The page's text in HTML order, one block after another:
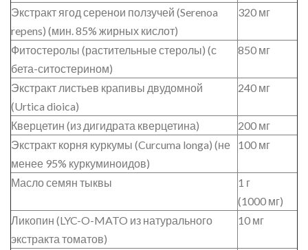
Экстракт ягод серенои ползучей (Serenoa
repens) (мин. 85% жирных кислот)
320 мг
Фитостеролы (растительные стеролы) (с
бета-ситостерином)
850 мг
Экстракт листьев крапивы двудомной
(Urtica dioica)
240 мг
Кверцетин (из дигидрата кверцетина)
200 мг
Экстракт корня куркумы (Curcuma longa) (не
менее 95% куркуминоидов)
100 мг
Масло семян тыквы
1 г
(1000 мг)
Ликопин (LYC-O-MATO из натурального
экстракта томатов)
10 мг